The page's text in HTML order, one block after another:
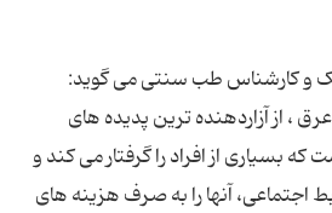
، از آزاردهنده ترین پدیده های
بسیاری از افراد را گرفتار می کند و
اجتماعی، آنها را به صرف هزینه های